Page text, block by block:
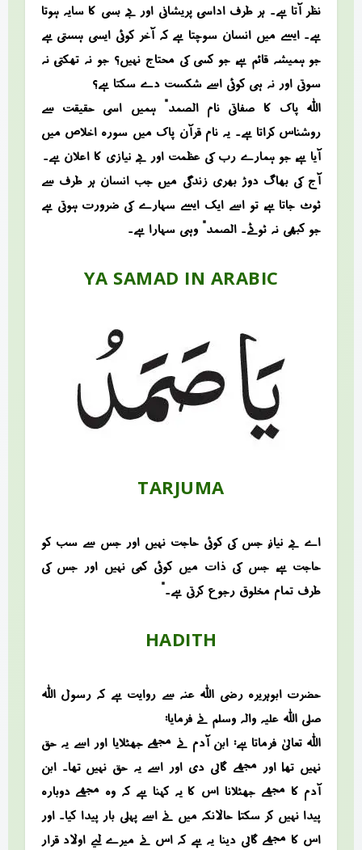
نظر آتا ہے۔ ہر طرف اداسی، پریشانی اور بے بسی کا سایہ ہوتا
ہے۔ ایسے میں انسان سوچتا ہے کہ آخر کوئی ایسی ہستی ہے
جو ہمیشہ قائم ہے، جو کسی کی محتاج نہیں؟ جو نہ تھکتی، نہ
سوتی اور نہ ہی کوئی اسے شکست دے سکتا ہے؟
اللہ پاک کا صفاتی نام “الصمد” ہمیں اسی حقیقت سے
روشناس کراتا ہے۔ یہ نام قرآن پاک میں سورہ اخلاص میں
آیا ہے، جو ہمارے رب کی عظمت اور بے نیازی کا اعلان ہے۔
آج کی بھاگ دوڑ بھری زندگی میں، جب انسان ہر طرف سے
ٹوٹ جاتا ہے، تو اسے ایک ایسے سہارے کی ضرورت ہوتی ہے
جو کبھی نہ ٹوٹے۔ “الصمد” وہی سہارا ہے۔
YA SAMAD IN ARABIC
TARJUMA
“اے بے نیاز، جس کی کوئی حاجت نہیں اور جس سے سب کو
حاجت ہے، جس کی ذات میں کوئی کمی نہیں اور جس کی
طرف تمام مخلوق رجوع کرتی ہے۔”
HADITH
حضرت ابوہریرہ رضی اللہ عنہ سے روایت ہے کہ رسول اللہ
صلی اللہ علیہ والہ وسلم نے فرمایا:
“اللہ تعالیٰ فرماتا ہے: ابن آدم نے مجھے جھٹلایا اور اسے یہ حق
نہیں تھا، اور مجھے گالی دی اور اسے یہ حق نہیں تھا۔ ابن
آدم کا مجھے جھٹلانا اس کا یہ کہنا ہے کہ وہ مجھے دوبارہ
پیدا نہیں کر سکتا، حالانکہ میں نے اسے پہلی بار پیدا کیا۔ اور
اس کا مجھے گالی دینا یہ ہے کہ اس نے میرے لیے اولاد قرار